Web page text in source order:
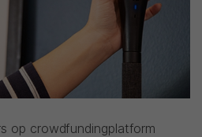
op crowdfundingplatform